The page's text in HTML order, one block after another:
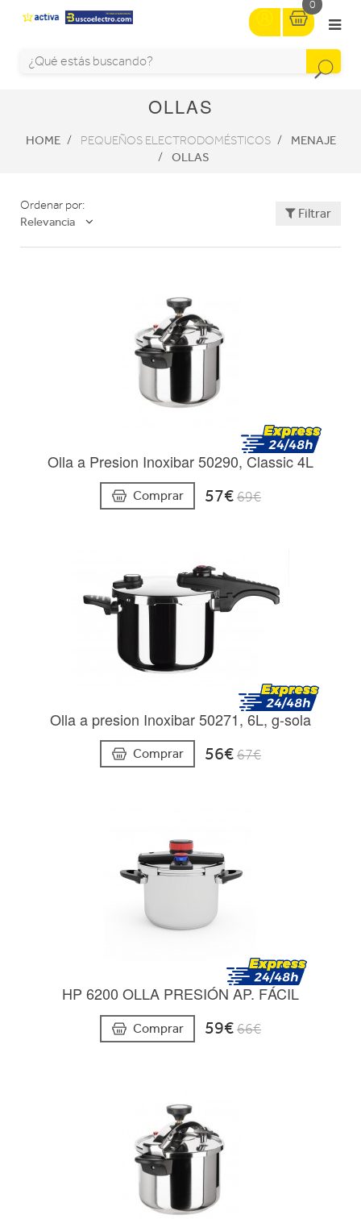
0
OLLAS
HOME PEQUEÑOS ELECTRODOMÉSTICOS
MENAJE
OLLAS
Ordenar por:
Relevancia
Filtrar
Olla a Presion Inoxibar 50290, Classic 4L
Comprar 57€69€
Olla a presion Inoxibar 50271, 6L, g-sola
Comprar 56€67€
HP 6200 OLLA PRESIÓN AP. FÁCIL
Comprar 59€66€